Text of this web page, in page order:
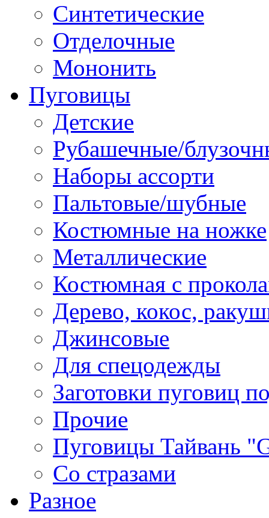
Синтетические
Отделочные
Мононить
Пуговицы
Детские
Рубашечные/
Наборы ассорти
Пальтовые/шубные
Костюмные на ножке
Металлические
Костюмная с
Дерево, кокос,
Джинсовые
Для спецодежды
Заготовки пуговиц
Прочие
Пуговицы Тайвань
Со стразами
Разное